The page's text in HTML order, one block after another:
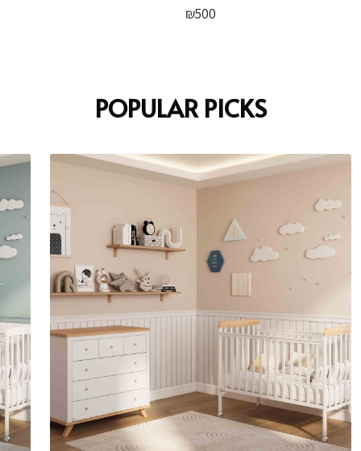
₪500
מזרן אורטופדי דאבל צד קשה בד נושם 63/66
POPULAR PICKS